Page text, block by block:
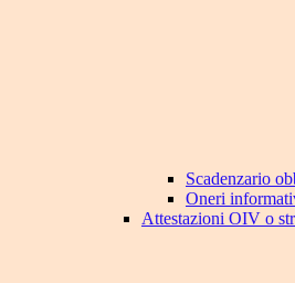
Scadenzario
Oneri
Attestazioni OIV o